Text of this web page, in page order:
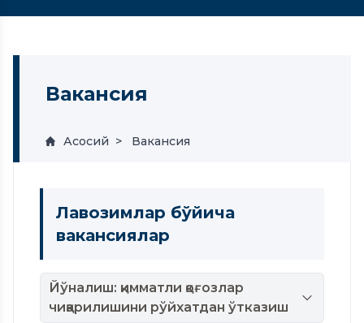
Вакансия
Асосий Вакансия
Лавозимлар бўйича
вакансиялар
Йўналиш: қимматли қоғозлар
чиқарилишини рўйхатдан ўтказиш